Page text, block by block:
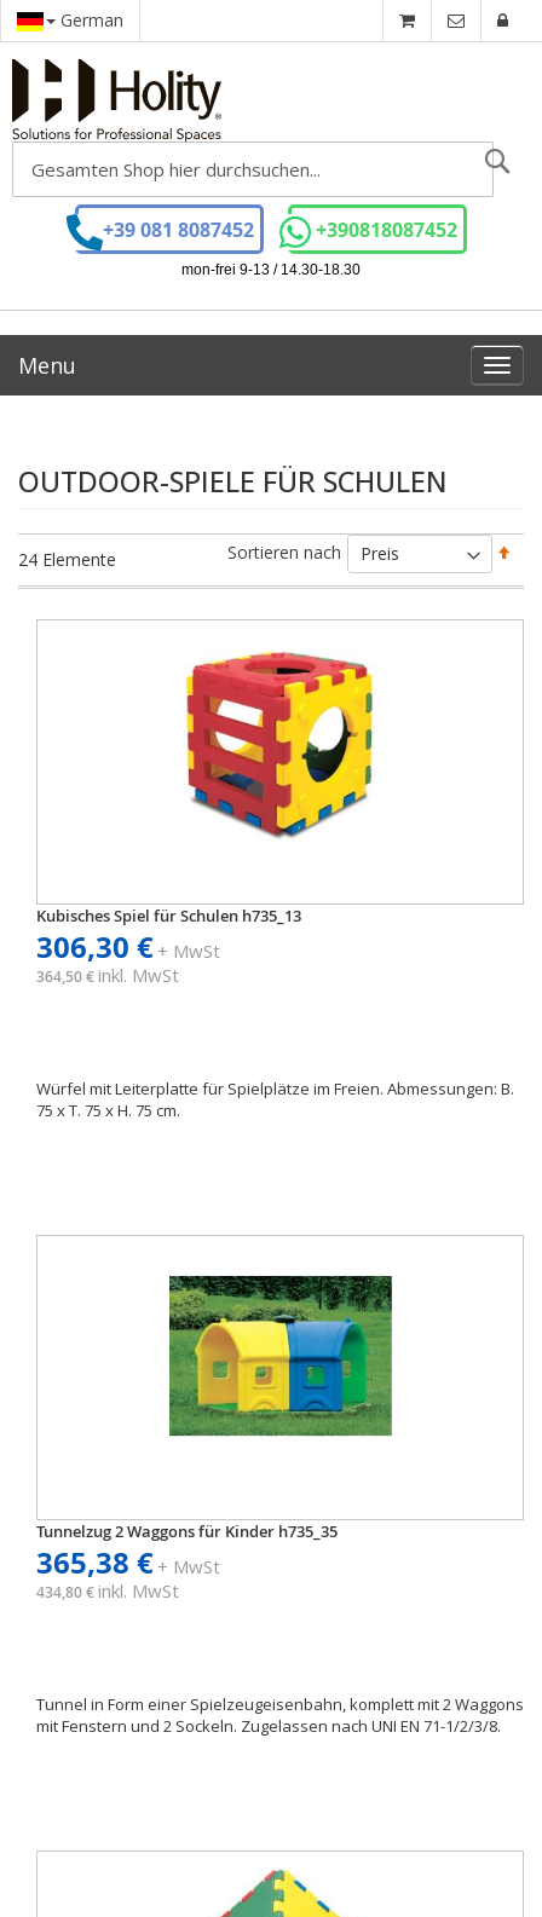
German
+39 081 8087452 +390818087452
mon-frei 9-13 / 14.30-18.30
Menu
OUTDOOR-SPIELE FÜR SCHULEN
24 Elemente Sortieren nach
Kubisches Spiel für Schulen h735_13
306,30 €+ MwSt
364,50 € inkl. MwSt
Würfel mit Leiterplatte für Spielplätze im Freien. Abmessungen: B.
75 x T. 75 x H. 75 cm.
Tunnelzug 2 Waggons für Kinder h735_35
365,38 €+ MwSt
434,80 € inkl. MwSt
Tunnel in Form einer Spielzeugeisenbahn, komplett mit 2 Waggons
mit Fenstern und 2 Sockeln. Zugelassen nach UNI EN 71-1/2/3/8.